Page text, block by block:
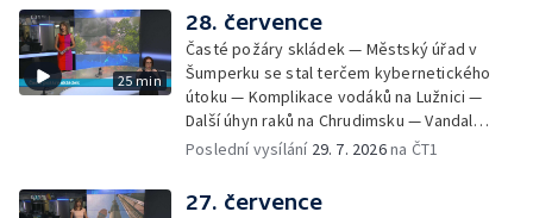
odpad — Nedostatek vody na Hracholuskách
— Příprava nového plavebního stupně v
Děčíně — Biokoridor pro užovku stromovou
— Záchrana liblického vysílače — První
koncert Diany Ross v Česku — Výroba
obrněných vozidel CV90 — Biokoridor pod
vedením vysokého napětí
25 min
28. července
Časté požáry skládek — Městský úřad v
Šumperku se stal terčem kybernetického
útoku — Komplikace vodáků na Lužnici —
Další úhyn raků na Chrudimsku — Vandal
poškodil okna na Ještědu — Lvice Elza má
defibrilátorů — 194 km/h po dálnici D6 —
Poslední vysílání 29. 7. 2026na ČT1
27. července